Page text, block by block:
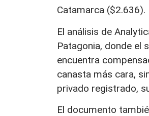
Catamarca ($2.636).
El análisis de
Patagonia, donde el
encuentra
canasta más cara,
privado registrado,
El documento